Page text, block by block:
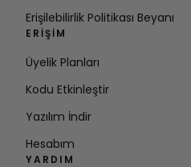
Erişilebilirlik Politikası Beyanı
ERIŞIM
Üyelik Planları
Kodu Etkinleştir
Yazılım İndir
Hesabım
YARDIM